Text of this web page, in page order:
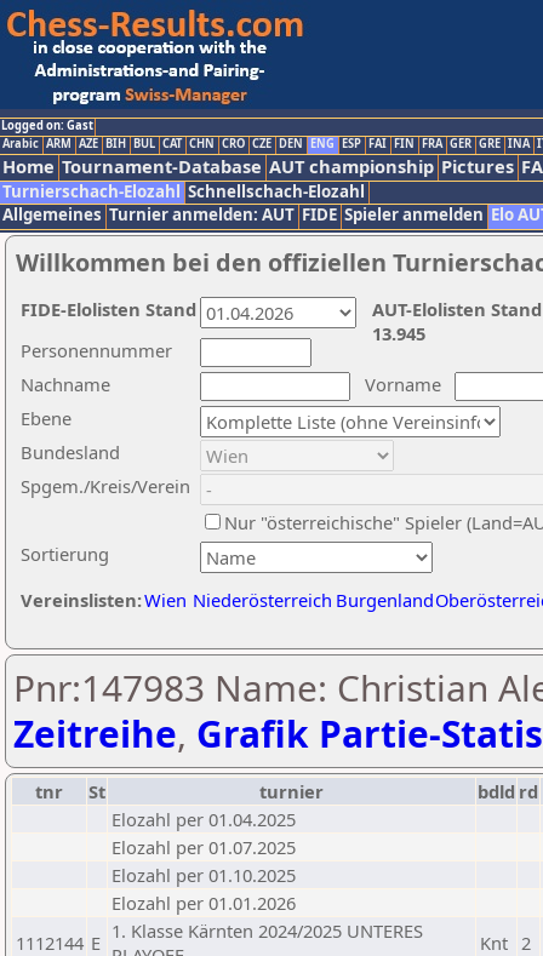
Logged on: Gast
Arabic ARM AZE BIH BUL CAT CHN CRO CZE DEN ENG ESP FAI FIN FRA GER GRE INA
Home Tournament-Database AUT championship Pictures
Turnierschach-Elozahl Schnellschach-Elozahl
Allgemeines Turnier anmelden: AUT FIDE Spieler anmelden Elo
Willkommen bei den offiziellen
Nachname
Vorname
Ebene
Sortierung
Personennummer
Bundesland
Spgem./Kreis/Verein
Nur "österreichische" Spieler
Vereinslisten:Wien Niederösterreich Burgenland
AUT-Elolisten
13.945
FIDE-Elolisten Stand
Pnr:147983 Name: Christian
Zeitreihe, Grafik Partie-
tnr St turnier bdld rd
Elozahl per 01.04.2025
Elozahl per 01.07.2025
Elozahl per 01.10.2025
Elozahl per 01.01.2026
1112144 E 1. Klasse Kärnten 2024/2025 UNTERES
Knt 2